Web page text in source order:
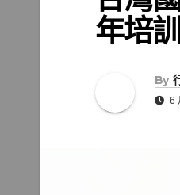
年培
By
6